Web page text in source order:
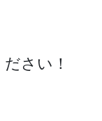
さい！